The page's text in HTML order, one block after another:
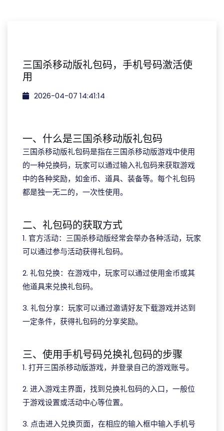
三国杀移动版礼包码，手机号码激活使
用
2026-04-07 14:41:14
一、什么是三国杀移动版礼包码
三国杀移动版礼包码是指在三国杀移动版游戏中使用
的一种兑换码，玩家可以通过输入礼包码来获取游戏
中的各种奖励，如金币、道具、装备等。每个礼包码
都是独一无二的，一次性使用。
二、礼包码的获取方式
1. 官方活动：三国杀移动版经常会举办各种活动，玩家
可以通过参与活动获得礼包码。
2. 礼包兑换：在游戏中，玩家可以通过使用金币或其
他道具来兑换礼包码。
3. 礼包分享：玩家可以通过邀请好友下载游戏并达到
一定条件，获得礼包码的分享奖励。
三、使用手机号码兑换礼包码的步骤
1. 打开三国杀移动版游戏，并登录自己的游戏账号。
2. 进入游戏主界面，找到兑换礼包码的入口，一般位
于游戏设置或活动中心等位置。
3. 点击进入兑换页面，在相应的输入框中输入手机号